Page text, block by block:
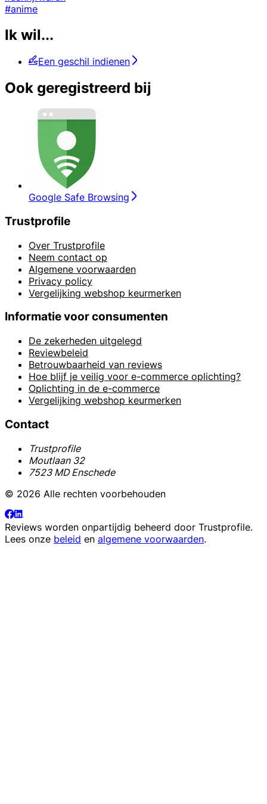
#anime
Ik wil...
Een geschil indienen
Ook geregistreerd bij
Google Safe Browsing
Trustprofile
Over Trustprofile
Neem contact op
Algemene voorwaarden
Privacy policy
Vergelijking webshop keurmerken
Informatie voor consumenten
De zekerheden uitgelegd
Reviewbeleid
Betrouwbaarheid van reviews
Hoe blijf je veilig voor e-commerce oplichting?
Oplichting in de e-commerce
Vergelijking webshop keurmerken
Contact
Trustprofile
Moutlaan 32
7523 MD Enschede
© 2026 Alle rechten voorbehouden
Reviews worden onpartijdig beheerd door Trustprofile.
Lees onze beleid en algemene voorwaarden.